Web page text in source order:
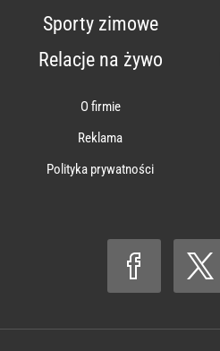
Sporty zimowe
Relacje na żywo
O firmie
Reklama
Polityka prywatności